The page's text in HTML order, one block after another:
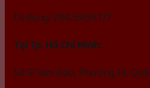
Di động: 094.5959.177
Tại Tp. Hồ Chí Minh:
Số 9 Tam Đảo, Phường 14,